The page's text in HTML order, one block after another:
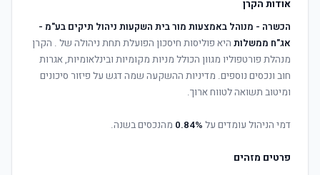
אודות הקרן
הכשרה - מנוהל באמצעות מור בית השקעות ניהול תיקים בע"מ -
אג"ח ממשלות היא פוליסות חיסכון הפועלת תחת ניהולה של . הקרן
מנהלת פורטפוליו מגוון הכולל מניות מקומיות ובינלאומיות, אגרות
חוב ונכסים נוספים. מדיניות ההשקעה שמה דגש על פיזור סיכונים
ומיטוב תשואה לטווח ארוך.
דמי הניהול עומדים על 0.84% מהנכסים בשנה.
פרטים מזהים